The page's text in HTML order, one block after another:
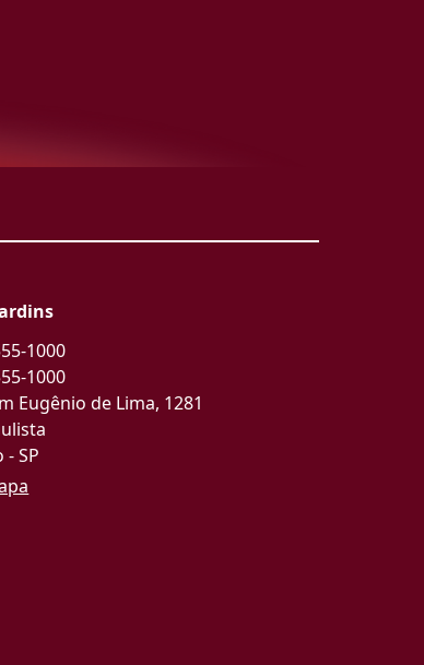
1000
1000
Eugênio de Lima, 1281
- SP